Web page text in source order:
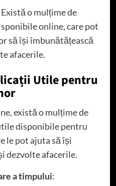
o mulțime de
online, care pot
să își îmbunătățească
afacerile.
Utile pentru
există o mulțime de
disponibile pentru
le pot ajuta să își
dezvolte afacerile.
a timpului: